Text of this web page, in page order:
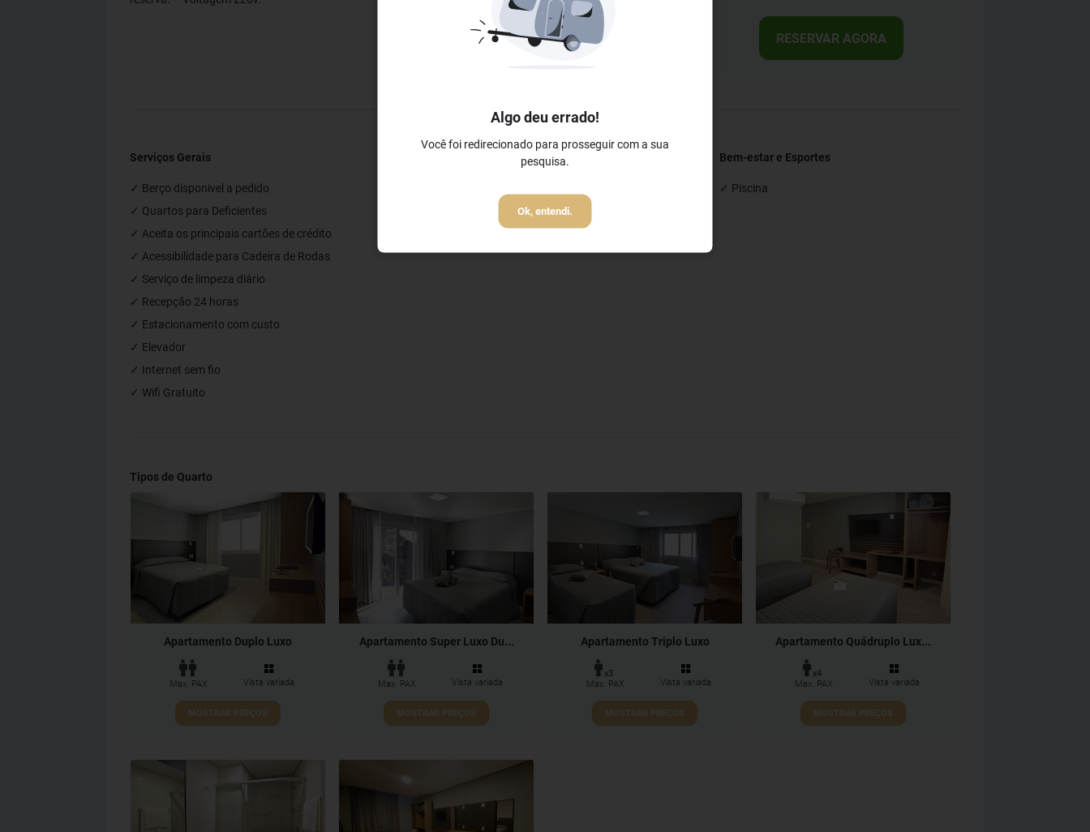
Algo deu errado!
Você foi redirecionado para prosseguir com a sua
pesquisa.
Ok, entendi.
RESERVAR AGORA
Serviços Gerais
✓ Berço disponivel a pedido
✓ Quartos para Deficientes
✓ Aceita os principais cartões de crédito
✓ Acessibilidade para Cadeira de Rodas
✓ Serviço de limpeza diário
✓ Recepção 24 horas
✓ Estacionamento com custo
✓ Elevador
✓ Internet sem fio
✓ Wifi Gratuito
Restaurantes e Bares
✓ Bar de Piscina
Bem-estar e Esportes
✓ Piscina
Tipos de Quarto
Apartamento Duplo Luxo
Max. PAX Vista variada
MOSTRAR PREÇOS
Apartamento Super Luxo Du...
Max. PAX Vista variada
MOSTRAR PREÇOS
Apartamento Triplo Luxo
x3
Max. PAX
Vista variada
MOSTRAR PREÇOS
Apartamento Quádruplo Lux...
x4
Max. PAX
Vista variada
MOSTRAR PREÇOS